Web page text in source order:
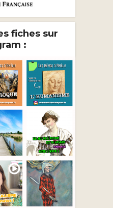
fiches sur
: